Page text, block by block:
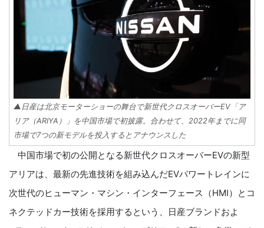
▲日産は北京モーターショーの舞台で新世代クロスオーバーEV「ア
リア（ARIYA）」を中国市場で初披露。合わせて、2022年までに同
市場で7つの新モデルを投入するとアナウンスした
中国市場で初の公開となる新世代クロスオーバーEVの新型
アリアは、最新の先進技術を組み込んだEVパワートレインに
次世代のヒューマン・マシン・インターフェース（HMI）とコ
ネクテッドカー技術を採用するという、日産ブランドおよ